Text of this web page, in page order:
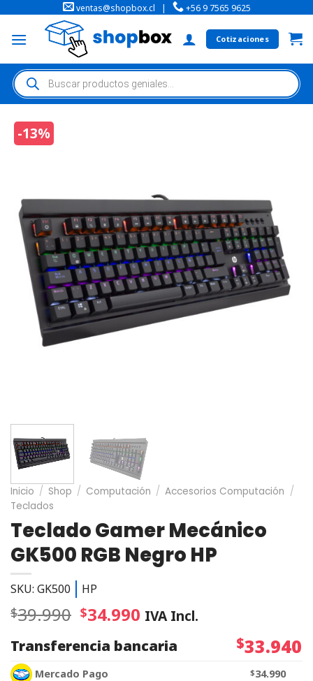
ventas@shopbox.cl | +56 9 7565 9625
Cotizaciones
-13%
Inicio / Shop / Computación / Accesorios Computación /
Teclados
Teclado Gamer Mecánico
GK500 RGB Negro HP
SKU: GK500 HP
$39.990 $34.990 IVA Incl.
Transferencia bancaria
$33.940
Mercado Pago $34.990